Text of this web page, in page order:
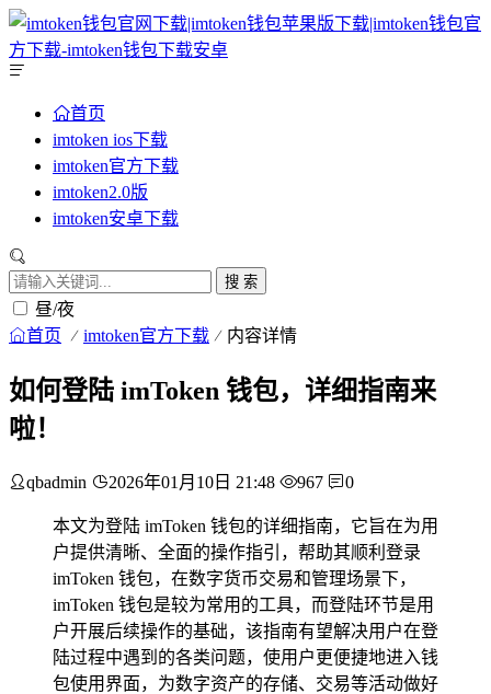
首页
imtoken ios下载
imtoken官方下载
imtoken2.0版
imtoken安卓下载
搜 索
昼/夜
首页 imtoken官方下载 内容详情
如何登陆 imToken 钱包，详细指南来
啦！
qbadmin 2026年01月10日 21:48 967 0
本文为登陆 imToken 钱包的详细指南，它旨在为用
户提供清晰、全面的操作指引，帮助其顺利登录
imToken 钱包，在数字货币交易和管理场景下，
imToken 钱包是较为常用的工具，而登陆环节是用
户开展后续操作的基础，该指南有望解决用户在登
陆过程中遇到的各类问题，使用户更便捷地进入钱
包使用界面，为数字资产的存储、交易等活动做好